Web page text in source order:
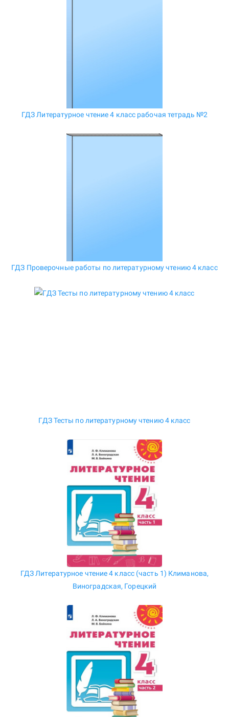
ГДЗ Литературное чтение 4 класс рабочая тетрадь №2
ГДЗ Проверочные работы по литературному чтению 4 класс
ГДЗ Тесты по литературному чтению 4 класс
ГДЗ Литературное чтение 4 класс (часть 1) Климанова,
Виноградская, Горецкий